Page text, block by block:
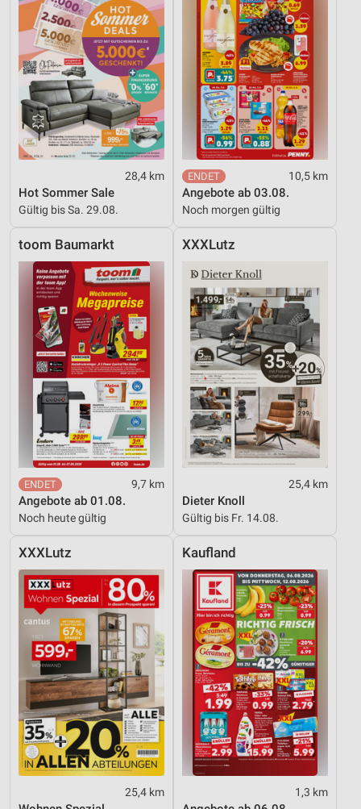
28,4 km
Hot Sommer Sale
Gültig bis Sa. 29.08.
10,5 km
Angebote ab 03.08.
Noch morgen gültig
toom Baumarkt
9,7 km
Angebote ab 01.08.
Noch heute gültig
XXXLutz
25,4 km
Dieter Knoll
Gültig bis Fr. 14.08.
XXXLutz
25,4 km
Kaufland
1,3 km